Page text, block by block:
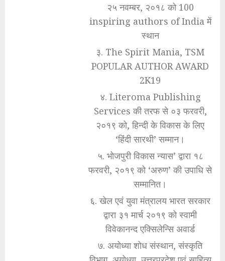
२५ नवम्बर, २०१८ को 100
inspiring authors of India में
स्थान
३. The Spirit Mania, TSM
POPULAR AUTHOR AWARD
2K19
४. Literoma Publishing
Services की तरफ से ०३ फरवरी,
२०१९ को, हिन्दी के विकास के लिए
‘हिंदी सारथी’ सम्मान।
५. भोजपुरी विकास न्यास’ द्वारा १८
फरवरी, २०१९ को ‘अरुण’ की उपाधि से
सम्मानित।
६. खेल एवं युवा मंत्रालय भारत सरकार
द्वारा ३१ मार्च २०१९ को स्वामी
विवेकानन्द एक्सिलेन्सि अवार्ड
७. अयोध्या शोध संस्थान, संस्कृति